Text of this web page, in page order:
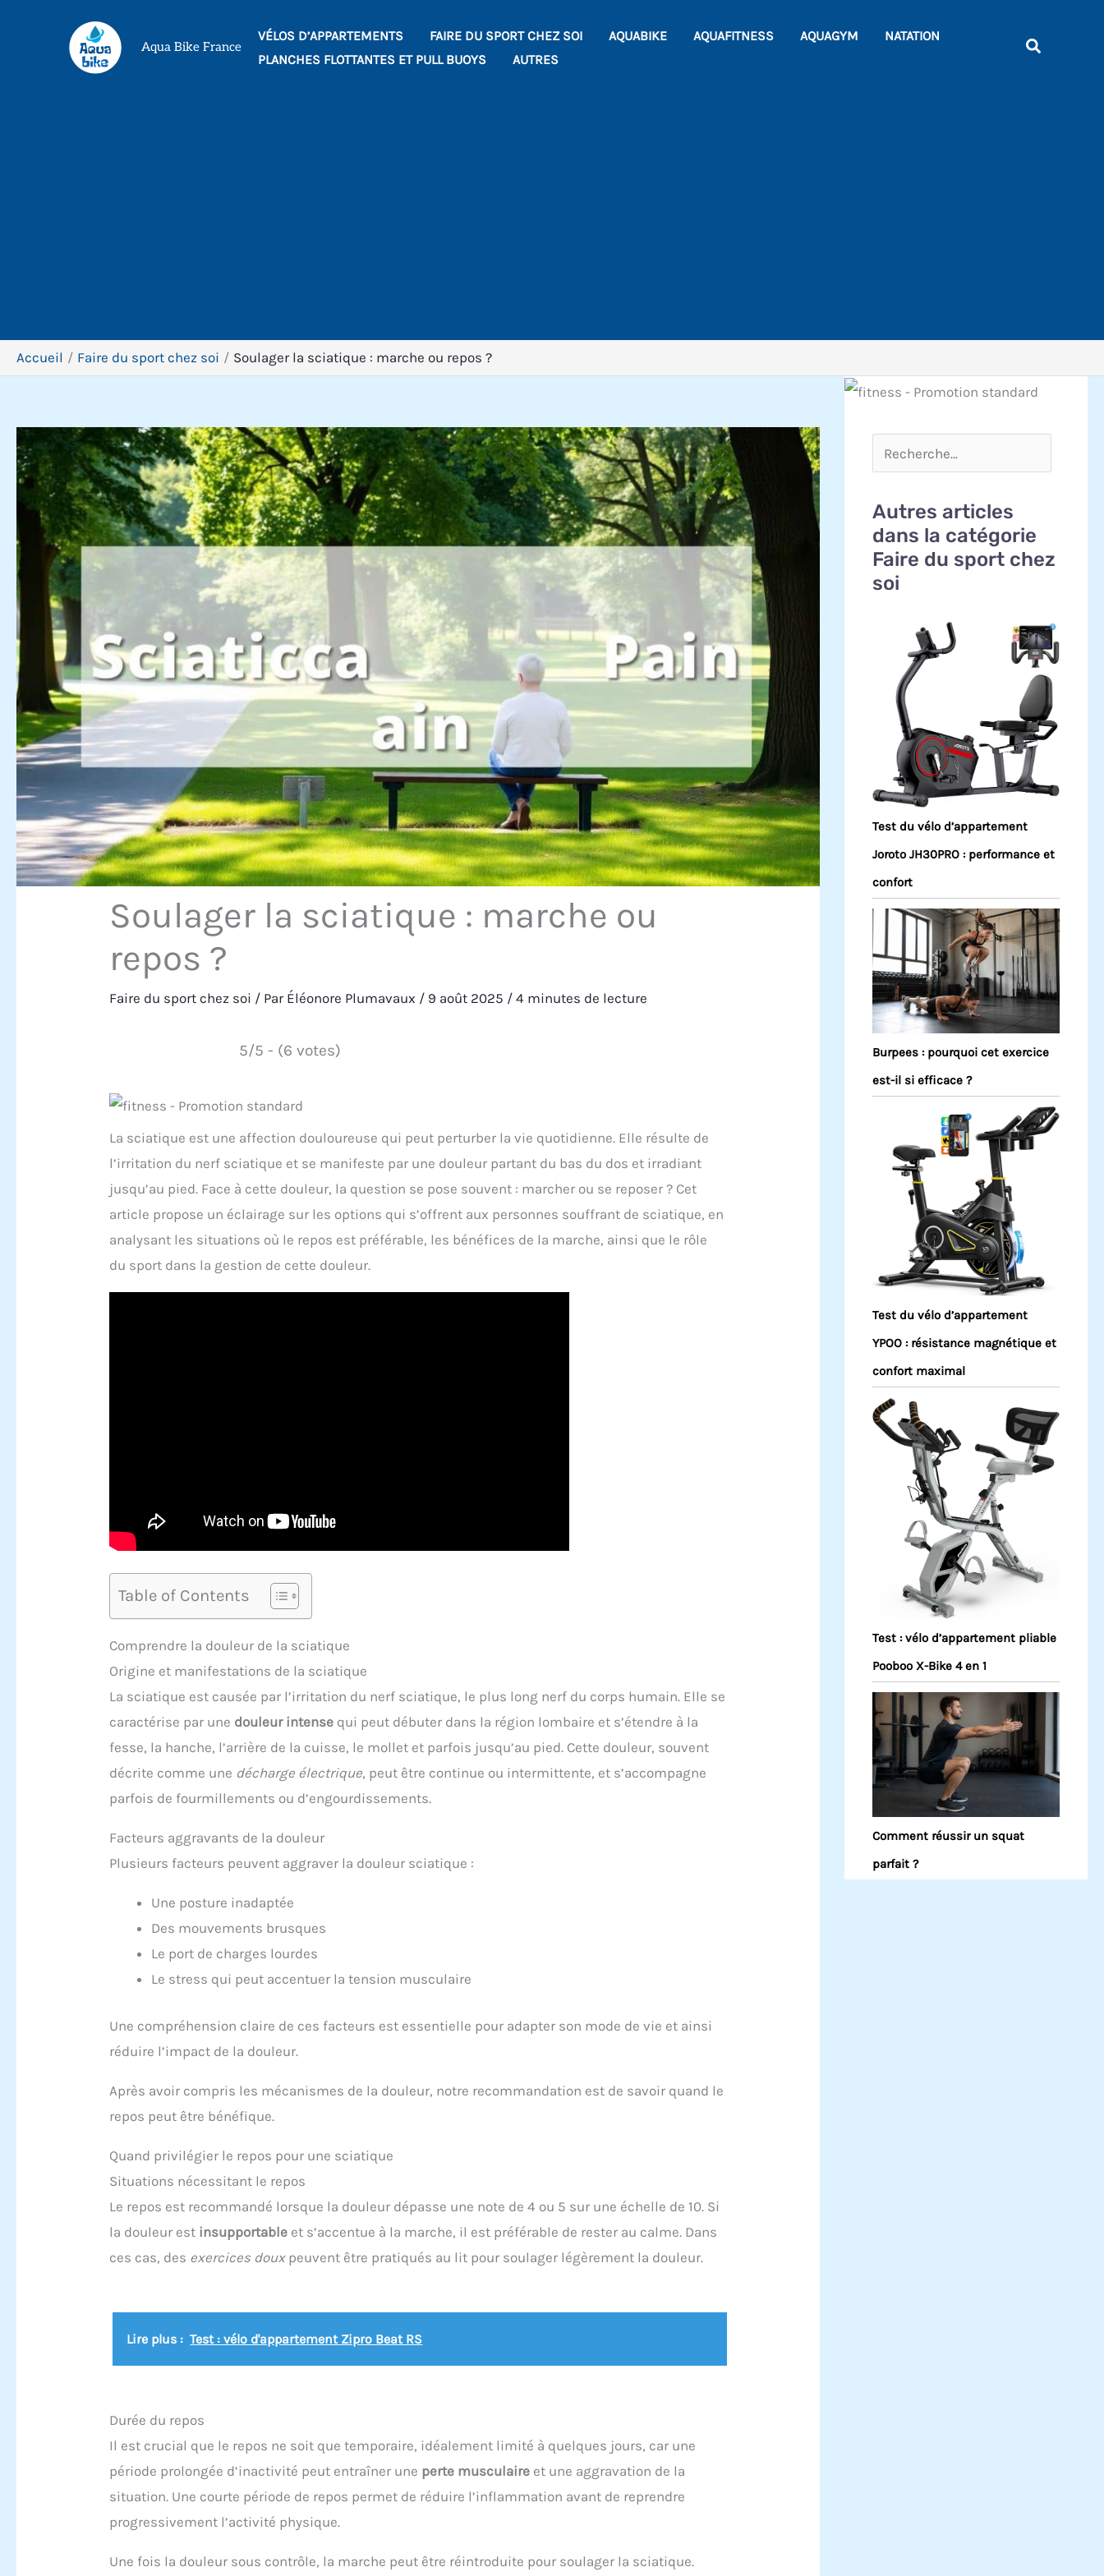
Aqua Bike France
VÉLOS D’APPARTEMENTS FAIRE DU SPORT CHEZ SOI AQUABIKE AQUAFITNESS AQUAGYM
NATATION
PLANCHES FLOTTANTES ET PULL BUOYS
AUTRES
Accueil Faire du sport chez soi Soulager la sciatique : marche ou repos ?
Soulager la sciatique : marche ou
repos ?
Faire du sport chez soi / Par Éléonore Plumavaux / 9 août 2025 /4 minutes de lecture
5/5 - (6 votes)
La sciatique est une affection douloureuse qui peut perturber la vie quotidienne. Elle résulte de
l’irritation du nerf sciatique et se manifeste par une douleur partant du bas du dos et irradiant
jusqu’au pied. Face à cette douleur, la question se pose souvent : marcher ou se reposer ? Cet
article propose un éclairage sur les options qui s’offrent aux personnes souffrant de sciatique, en
analysant les situations où le repos est préférable, les bénéfices de la marche, ainsi que le rôle
du sport dans la gestion de cette douleur.
Table of Contents
Comprendre la douleur de la sciatique
Origine et manifestations de la sciatique
La sciatique est causée par l’irritation du nerf sciatique, le plus long nerf du corps humain. Elle se
caractérise par une douleur intense qui peut débuter dans la région lombaire et s’étendre à la
fesse, la hanche, l’arrière de la cuisse, le mollet et parfois jusqu’au pied. Cette douleur, souvent
décrite comme une décharge électrique, peut être continue ou intermittente, et s’accompagne
parfois de fourmillements ou d’engourdissements.
Facteurs aggravants de la douleur
Plusieurs facteurs peuvent aggraver la douleur sciatique :
Une posture inadaptée
Des mouvements brusques
Le port de charges lourdes
Le stress qui peut accentuer la tension musculaire
Une compréhension claire de ces facteurs est essentielle pour adapter son mode de vie et ainsi
réduire l’impact de la douleur.
Après avoir compris les mécanismes de la douleur, notre recommandation est de savoir quand le
repos peut être bénéfique.
Quand privilégier le repos pour une sciatique
Situations nécessitant le repos
Le repos est recommandé lorsque la douleur dépasse une note de 4 ou 5 sur une échelle de 10. Si
la douleur est insupportable et s’accentue à la marche, il est préférable de rester au calme. Dans
ces cas, des exercices douxpeuvent être pratiqués au lit pour soulager légèrement la douleur.
Lire plus : Test : vélo d'appartement Zipro Beat RS
Durée du repos
Il est crucial que le repos ne soit que temporaire, idéalement limité à quelques jours, car une
période prolongée d’inactivité peut entraîner une perte musculaire et une aggravation de la
situation. Une courte période de repos permet de réduire l’inflammation avant de reprendre
progressivement l’activité physique.
Une fois la douleur sous contrôle, la marche peut être réintroduite pour soulager la sciatique.
Autres articles
dans la catégorie
Faire du sport chez
soi
Test du vélo d’appartement
Joroto JH30PRO : performance et
confort
Burpees : pourquoi cet exercice
est-il si efficace ?
Test du vélo d’appartement
YPOO : résistance magnétique et
confort maximal
Test : vélo d’appartement pliable
Pooboo X-Bike 4 en 1
Comment réussir un squat
parfait ?